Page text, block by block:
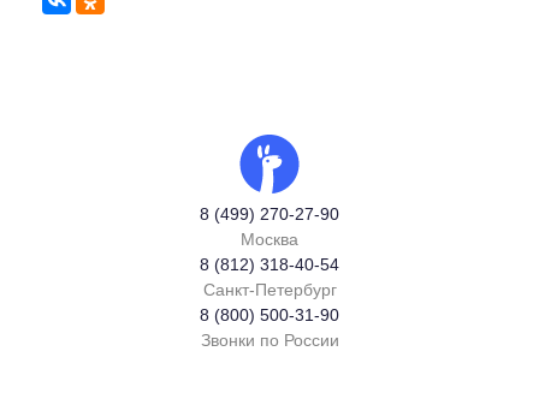
8 (499) 270-27-90
Москва
8 (812) 318-40-54
Санкт-Петербург
8 (800) 500-31-90
Звонки по России